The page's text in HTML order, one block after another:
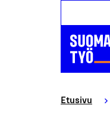
Etusivu